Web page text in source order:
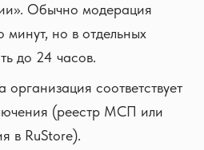
Обычно модерация
минут, но в отдельных
до 24 часов.
организация соответствует
(реестр МСП или
в RuStore).